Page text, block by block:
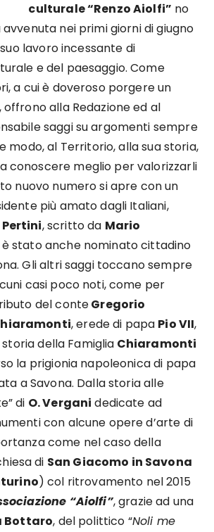
culturale “Renzo Aiolfi” no
nei primi giorni di giugno
lavoro incessante di
e del paesaggio. Come
a cui è doveroso porgere un
alla Redazione ed al
saggi su argomenti sempre
modo, al Territorio, alla sua storia,
conoscere meglio per valorizzarli
nuovo numero si apre con un
più amato dagli Italiani,
, scritto da Mario
è stato anche nominato cittadino
Gli altri saggi toccano sempre
casi poco noti, come per
del conteGregorio
, erede di papa Pio VII,
della Famiglia Chiaramonti
la prigionia napoleonica di papa
a Savona. Dalla storia alle
di O. Vergani dedicate ad
con alcune opere d’arte di
come nel caso della
di San Giacomo in Savona
) col ritrovamento nel 2015
“Aiolfi”, grazie ad una
Bottaro, del polittico “Noli me